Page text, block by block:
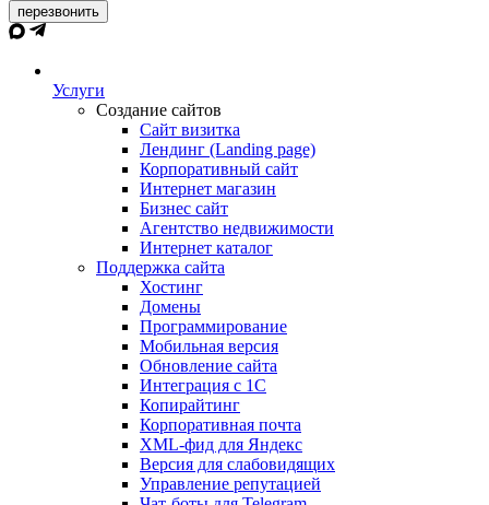
перезвонить
Услуги
Создание сайтов
Сайт визитка
Лендинг (Landing page)
Корпоративный сайт
Интернет магазин
Бизнес сайт
Агентство недвижимости
Интернет каталог
Поддержка сайта
Хостинг
Домены
Программирование
Мобильная версия
Обновление сайта
Интеграция с 1С
Копирайтинг
Корпоративная почта
XML-фид для Яндекс
Версия для слабовидящих
Управление репутацией